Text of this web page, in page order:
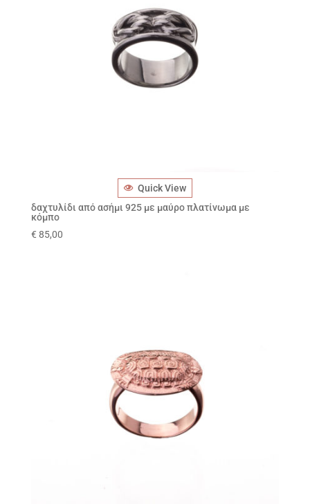
Quick View
δαχτυλίδι από ασήμι 925 με μαύρο πλατίνωμα με
κόμπο
€ 85,00